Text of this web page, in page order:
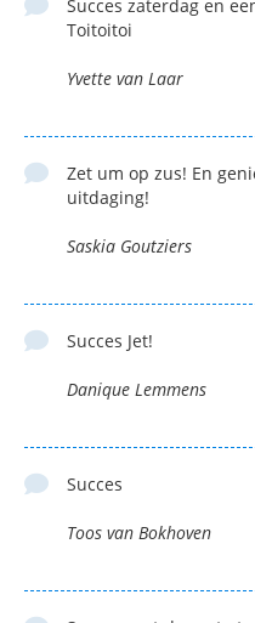
Succes zaterdag en
Toitoitoi
Yvette van Laar
Zet um op zus! En
uitdaging!
Saskia Goutziers
Succes Jet!
Danique Lemmens
Succes
Toos van Bokhoven